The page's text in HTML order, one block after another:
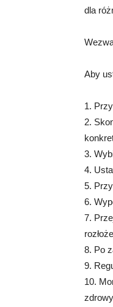
dla
Aby
1.
2.
3.
4.
5.
6.
7.
8. Po
9.
10.